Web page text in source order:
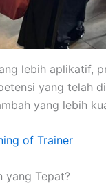
lebih aplikatif,
yang telah
yang lebih
of Trainer
yang Tepat?